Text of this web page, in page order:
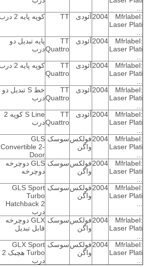
...
Mfrlabel:
Laser Plati
...
2004آئودی TT کوپه پایه 2 درب
Mfrlabel:
Laser Plati
...
2004آئودی
TT
Quattro
پایه تبدیل دو
درب
Mfrlabel:
Laser Plati
...
2004آئودی
TT
Quattro
کوپه پایه 2 درب
Mfrlabel:
Laser Plati
...
2004آئودی
TT
Quattro
خط S تبدیل دو
درب
Mfrlabel:
Laser Plati
...
2004آئودی
TT
Quattro
S Line کوپه 2
درب
Mfrlabel:
Laser Plati
...
2004فولکس
واگن
سوسک GLS
Convertible 2-
Door
Mfrlabel:
Laser Plati
...
2004فولکس
واگن
سوسک
GLS دوچرخه
دوچرخه
Mfrlabel:
Laser Plati
...
2004فولکس
واگن
سوسک GLS Sport
Turbo
Hatchback 2
درب
Mfrlabel:
Laser Plati
...
2004فولکس
واگن
سوسک
GLX دوچرخه
قابل تبدیل
Mfrlabel:
Laser Plati
...
2004فولکس
واگن
سوسک GLX Sport
Turbo هچبک 2
درب